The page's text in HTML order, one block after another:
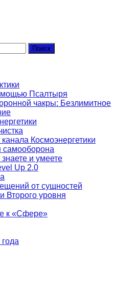
Псалтыря
чакры: Безлимитное
Космоэнергетики
самооборона
и умеете
Up 2.0
от сущностей
Второго уровня
к «Сфере»